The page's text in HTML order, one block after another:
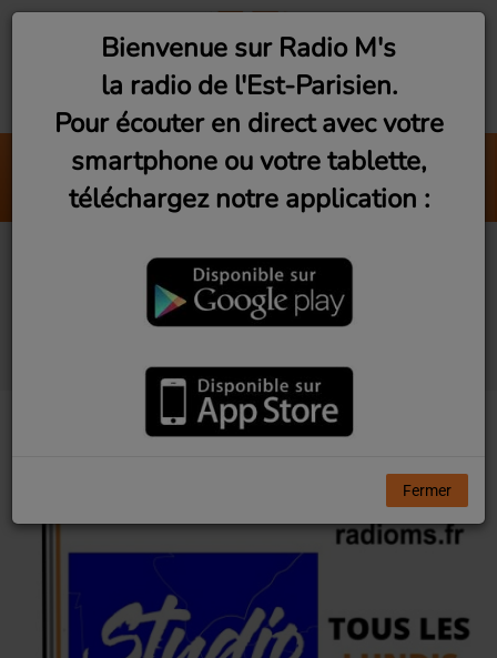
Live Vibes (Vendredi 19h)
Radio M's
Studio Visit #13 - Écrire
le monde avec Saint-
Bienvenue sur Radio M's
la radio de l'Est-Parisien.
Pour écouter en direct avec votre
smartphone ou votre tablette,
téléchargez notre application :
Fermer